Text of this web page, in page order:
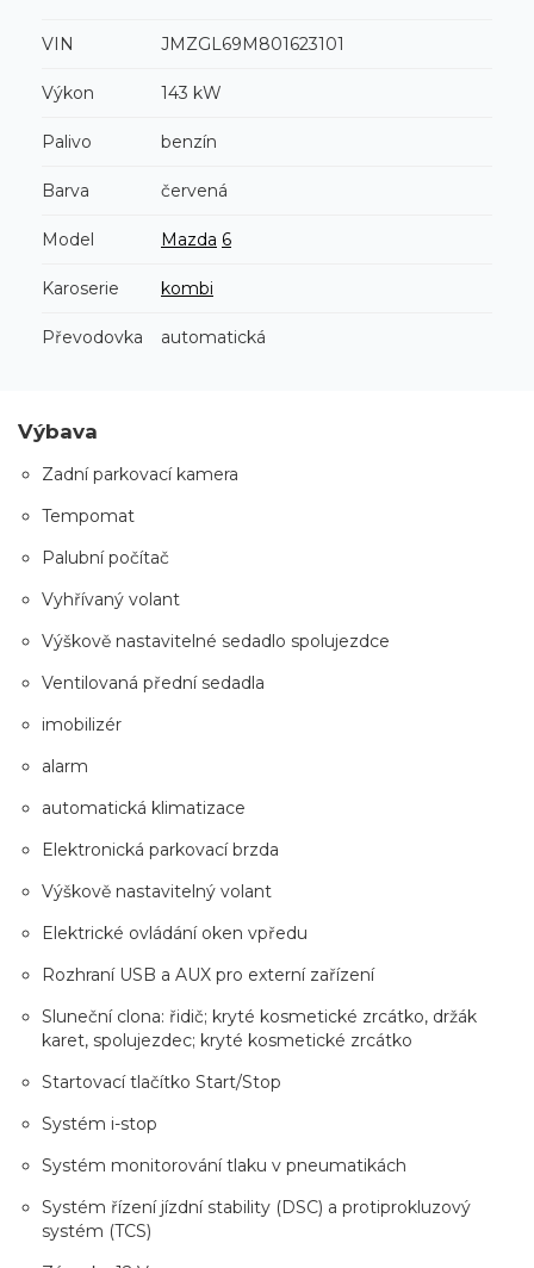
VIN JMZGL69M801623101
Výkon 143 kW
Palivo benzín
Barva červená
Model Mazda 6
Karoserie kombi
Převodovka automatická
Výbava
Zadní parkovací kamera
Tempomat
Palubní počítač
Vyhřívaný volant
Výškově nastavitelné sedadlo spolujezdce
Ventilovaná přední sedadla
imobilizér
alarm
automatická klimatizace
Elektronická parkovací brzda
Výškově nastavitelný volant
Elektrické ovládání oken vpředu
Rozhraní USB a AUX pro externí zařízení
Sluneční clona: řidič; kryté kosmetické zrcátko, držák
karet, spolujezdec; kryté kosmetické zrcátko
Startovací tlačítko Start/Stop
Systém i-stop
Systém monitorování tlaku v pneumatikách
Systém řízení jízdní stability (DSC) a protiprokluzový
systém (TCS)